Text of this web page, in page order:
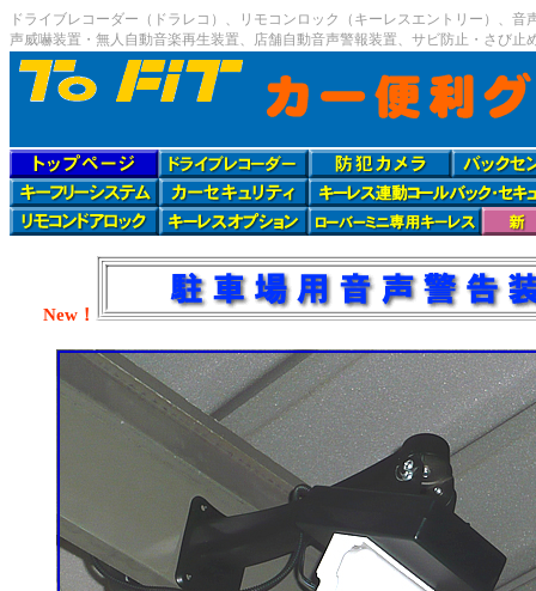
ドライブレコーダー（ドラレコ）、リモコンロック（キーレスエントリー）、
声威嚇装置・無人自動音楽再生装置、店舗自動音声警報装置、サビ防止・さび
New！